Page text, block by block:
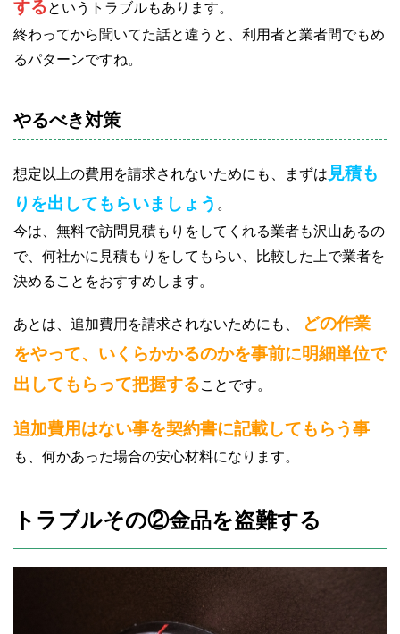
するというトラブルもあります。
終わってから聞いてた話と違うと、利用者と業者間でもめ
るパターンですね。
やるべき対策
想定以上の費用を請求されないためにも、まずは 見積も
りを出してもらいましょう 。
今は、無料で訪問見積もりをしてくれる業者も沢山あるの
で、何社かに見積もりをしてもらい、比較した上で業者を
決めることをおすすめします。
あとは、追加費用を請求されないためにも、
どの作業
をやって、いくらかかるのかを事前に明細単位で
出してもらって把握することです。
追加費用はない事を契約書に記載してもらう事
も、何かあった場合の安心材料になります。
トラブルその②金品を盗難する